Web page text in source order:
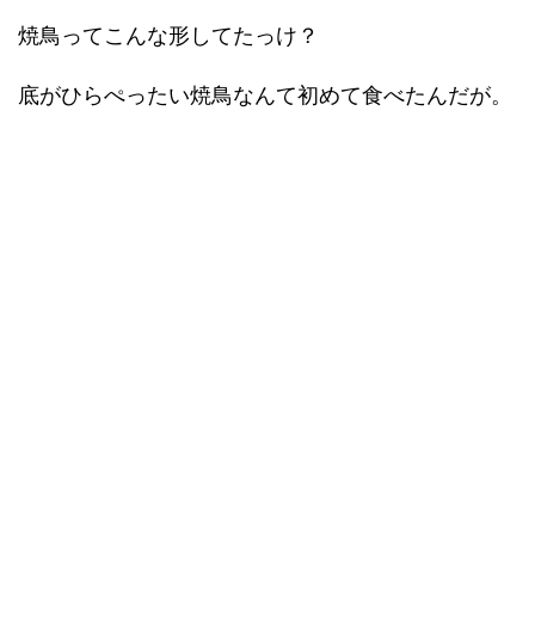
焼鳥ってこんな形してたっけ？
底がひらぺったい焼鳥なんて初めて食べたんだが。